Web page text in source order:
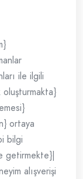
ile ilgili
ortaya
bilgi
getirmekte}|
alışverişi